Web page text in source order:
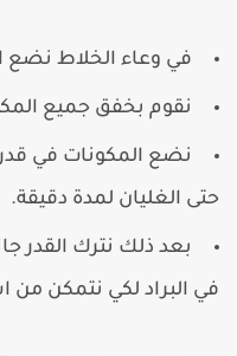
في وعاء الخلاط نضع
نقوم بخفق جميع
نضع المكونات في قدر
الغليان لمدة دقيقة.
بعد ذلك نترك القدر
البراد لكي نتمكن من